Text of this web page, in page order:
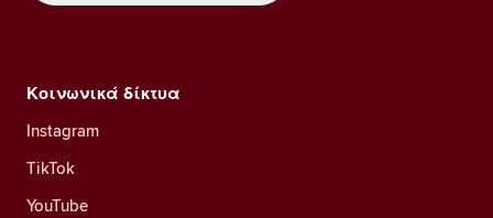
Κοινωνικά δίκτυα
Instagram
TikTok
YouTube